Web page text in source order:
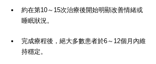
約在第10～15次治療後開始明顯改善情緒或
睡眠狀況。
完成療程後，絕大多數患者於6～12個月內維
持穩定。